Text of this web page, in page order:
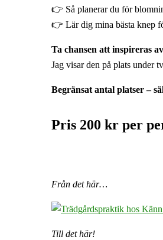
👉 Så planerar du för
👉 Lär dig mina bästa knep
Ta chansen att inspireras
Jag visar den på plats under
Begränsat antal platser –
Pris 200 kr per
Från det här…
Till det här!